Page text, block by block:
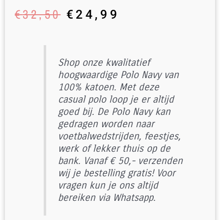
€32,50 Oorspronkelijke
prijs
€ 24,99
Shop onze kwalitatief
hoogwaardige Polo Navy van
100% katoen. Met deze
casual polo loop je er altijd
goed bij. De Polo Navy kan
gedragen worden naar
voetbalwedstrijden, feestjes,
werk of lekker thuis op de
bank. Vanaf € 50,- verzenden
wij je bestelling gratis! Voor
vragen kun je ons altijd
bereiken via Whatsapp.